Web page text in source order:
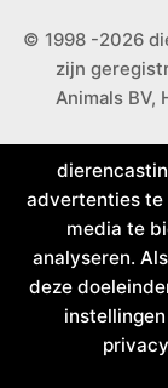
© 1998 -2026
zijn
Animals BV,
advertenties te
media te
analyseren.
deze